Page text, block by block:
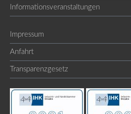
Informationsveranstaltungen
Impressum
Anfahrt
Transparenzgesetz